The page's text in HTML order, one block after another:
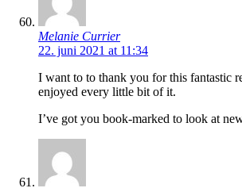
Melanie Currier
22. juni 2021 at 11:34
I want to to thank you for this fantastic
enjoyed every little bit of it.
I’ve got you book-marked to look at